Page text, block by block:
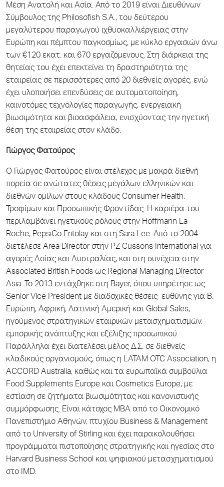
Μέση Ανατολή και Ασία. Από το 2019 είναι Διευθύνων
Σύμβουλος της Philosofish S.A., του δεύτερου
μεγαλύτερου παραγωγού ιχθυοκαλλιέργειας στην
Ευρώπη και πέμπτου παγκοσμίως, με κύκλο εργασιών άνω
των €120 εκατ. και 670 εργαζόμενους. Στη διάρκεια της
θητείας του έχει επεκτείνει τη δραστηριότητα της
εταιρείας σε περισσότερες από 20 διεθνείς αγορές, ενώ
έχει υλοποιήσει επενδύσεις σε αυτοματοποίηση,
καινοτόμες τεχνολογίες παραγωγής, ενεργειακή
βιωσιμότητα και βιοασφάλεια, ενισχύοντας την ηγετική
θέση της εταιρείας στον κλάδο.
Γιώργος Φατούρος
Ο Γιώργος Φατούρος είναι στέλεχος με μακρά διεθνή
πορεία σε ανώτατες θέσεις μεγάλων ελληνικών και
διεθνών ομίλων στους κλάδους Consumer Health,
Τροφίμων και Προσωπικής Φροντίδας. Η καριέρα του
περιλαμβάνει ηγετικούς ρόλους στην Hoffmann La
Roche, PepsiCo Fritolay και στη Sara Lee. Από το 2004
διετέλεσε Area Director στην PZ Cussons International για
αγορές Ασίας και Αυστραλίας, και στη συνέχεια στην
Associated British Foods ως Regional Managing Director
Asia. Το 2013 εντάχθηκε στη Bayer, όπου υπηρέτησε ως
Senior Vice President με διαδοχικές θέσεις ευθύνης για Β.
Ευρώπη, Αφρική, Λατινική Αμερική και Global Sales,
ηγούμενος στρατηγικών εταιρικών μετασχηματισμών,
εμπορικής ανάπτυξης και εξέλιξης προσωπικού.
Παράλληλα έχει διατελέσει μέλος Δ.Σ. σε διεθνείς
κλαδικούς οργανισμούς, όπως η LATAM OTC Association, η
ACCORD Australia, καθώς και τα ευρωπαϊκά συμβούλια
Food Supplements Europe και Cosmetics Europe, με
εστίαση σε ζητήματα βιωσιμότητας και κανονιστικής
συμμόρφωσης. Είναι κάτοχος MBA από το Οικονομικό
Πανεπιστήμιο Αθηνών, πτυχίου Business & Management
από το University of Stirling και έχει παρακολουθήσει
προγράμματα πιστοποίησης στρατηγικής και ηγεσίας στο
Harvard Business School και ψηφιακού μετασχηματισμού
στο IMD.